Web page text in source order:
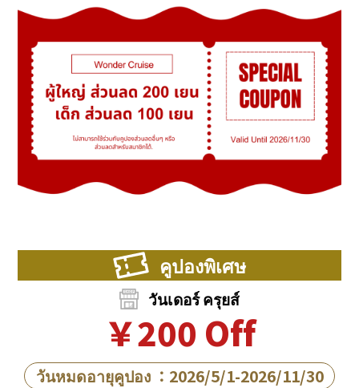
คูปองพิเศษ
วันเดอร์ ครุยส์
￥200 Off
วันหมดอายุคูปอง ：2026/5/1-2026/11/30